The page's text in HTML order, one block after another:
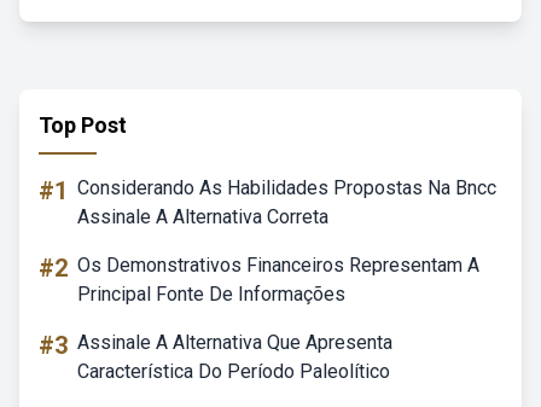
Top Post
#1 Considerando As Habilidades Propostas Na Bncc
Assinale A Alternativa Correta
#2 Os Demonstrativos Financeiros Representam A
Principal Fonte De Informações
#3 Assinale A Alternativa Que Apresenta
Característica Do Período Paleolítico